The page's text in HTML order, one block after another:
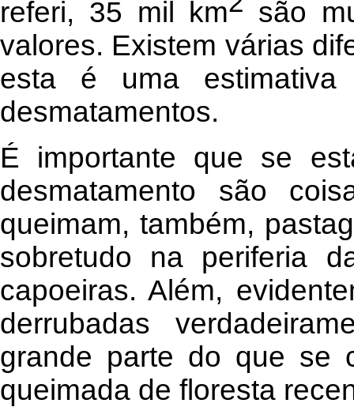
referi, 35 mil km
são
valores. Existem várias
esta é uma
desmatamentos.
É importante que se
desmatamento são
queimam, também,
sobretudo na periferia
capoeiras. Além,
derrubadas
grande parte do que se
queimada de floresta